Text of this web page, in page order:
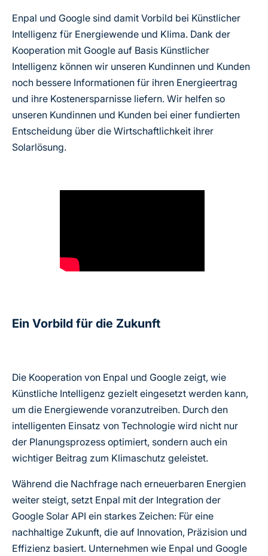
Enpal und Google sind damit Vorbild bei Künstlicher
Intelligenz für Energiewende und Klima. Dank der
Kooperation mit Google auf Basis Künstlicher
Intelligenz können wir unseren Kundinnen und Kunden
noch bessere Informationen für ihren Energieertrag
und ihre Kostenersparnisse liefern. Wir helfen so
unseren Kundinnen und Kunden bei einer fundierten
Entscheidung über die Wirtschaftlichkeit ihrer
Solarlösung.
Ein Vorbild für die Zukunft
Die Kooperation von Enpal und Google zeigt, wie
Künstliche Intelligenz gezielt eingesetzt werden kann,
um die Energiewende voranzutreiben. Durch den
intelligenten Einsatz von Technologie wird nicht nur
der Planungsprozess optimiert, sondern auch ein
wichtiger Beitrag zum Klimaschutz geleistet.
Während die Nachfrage nach erneuerbaren Energien
weiter steigt, setzt Enpal mit der Integration der
Google Solar API ein starkes Zeichen: Für eine
nachhaltige Zukunft, die auf Innovation, Präzision und
Effizienz basiert. Unternehmen wie Enpal und Google